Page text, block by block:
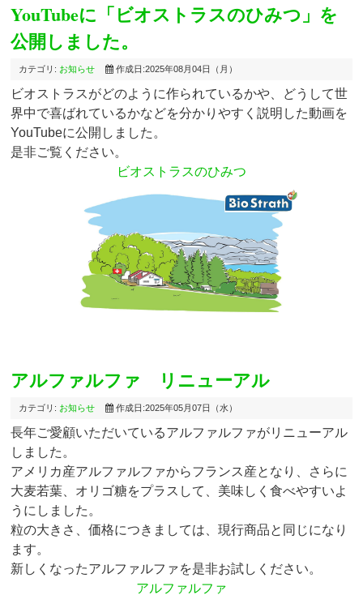
YouTubeに「ビオストラスのひみつ」を
公開しました。
カテゴリ: お知らせ 作成日:2025年08月04日（月）
ビオストラスがどのように作られているかや、どうして世
界中で喜ばれているかなどを分かりやすく説明した動画を
YouTubeに公開しました。
是非ご覧ください。
ビオストラスのひみつ
アルファルファ リニューアル
カテゴリ: お知らせ 作成日:2025年05月07日（水）
長年ご愛顧いただいているアルファルファがリニューアル
しました。
アメリカ産アルファルファからフランス産となり、さらに
大麦若葉、オリゴ糖をプラスして、美味しく食べやすいよ
うにしました。
粒の大きさ、価格につきましては、現行商品と同じになり
ます。
新しくなったアルファルファを是非お試しください。
アルファルファ